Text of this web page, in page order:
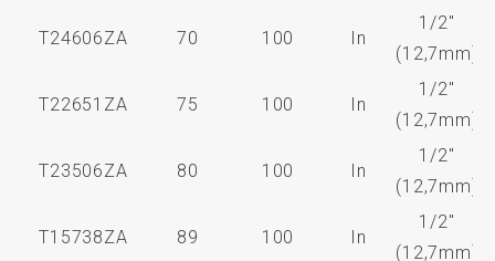
T24606ZA 70 100 In
1/2"
(12,7mm)
T22651ZA 75 100 In
1/2"
(12,7mm)
T23506ZA 80 100 In
1/2"
(12,7mm)
T15738ZA 89 100 In
1/2"
(12,7mm)